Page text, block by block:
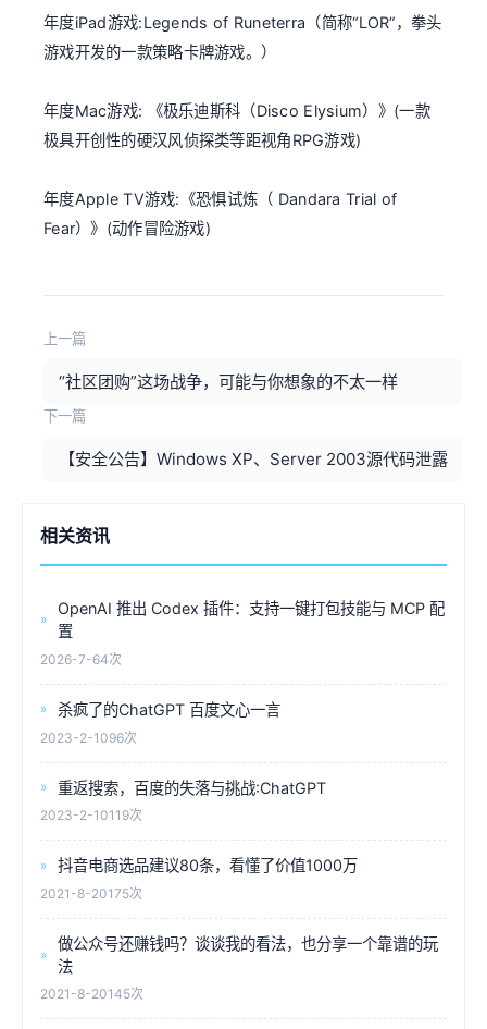
年度iPad游戏:Legends of Runeterra（简称“LOR”，拳头
游戏开发的一款策略卡牌游戏。）
年度Mac游戏: 《极乐迪斯科（Disco Elysium）》(一款
极具开创性的硬汉风侦探类等距视角RPG游戏)
年度Apple TV游戏:《恐惧试炼（ Dandara Trial of
Fear）》(动作冒险游戏)
上一篇
“社区团购”这场战争，可能与你想象的不太一样
下一篇
【安全公告】Windows XP、Server 2003源代码泄露
相关资讯
OpenAI 推出 Codex 插件：支持一键打包技能与 MCP 配
置
2026-7-64次
杀疯了的ChatGPT 百度文心一言
2023-2-1096次
重返搜索，百度的失落与挑战:ChatGPT
2023-2-10119次
抖音电商选品建议80条，看懂了价值1000万
2021-8-20175次
做公众号还赚钱吗？谈谈我的看法，也分享一个靠谱的玩
法
2021-8-20145次